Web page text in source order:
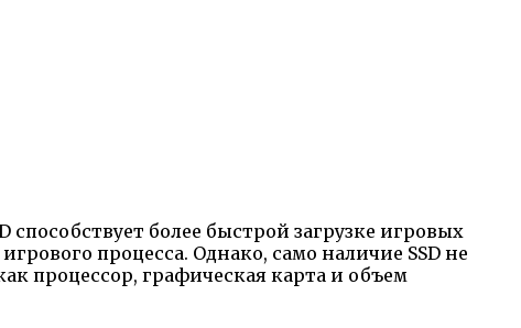
способствует более быстрой загрузке игровых
процесса. Однако, само наличие SSD не
процессор, графическая карта и объем